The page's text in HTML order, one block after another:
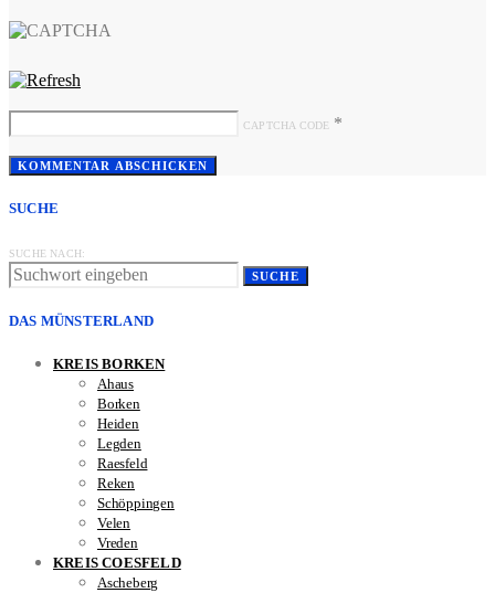
CAPTCHA CODE *
SUCHE
SUCHE NACH:
SUCHE
DAS MÜNSTERLAND
KREIS BORKEN
Ahaus
Borken
Heiden
Legden
Raesfeld
Reken
Schöppingen
Velen
Vreden
KREIS COESFELD
Ascheberg